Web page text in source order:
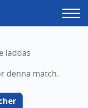
laddas
denna match.